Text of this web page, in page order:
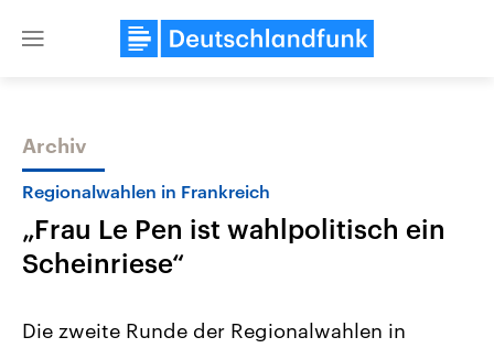
Close
Themen
Archiv
Regionalwahlen in Frankreich
„Frau Le Pen ist wahlpolitisch ein
Scheinriese“
Die zweite Runde der Regionalwahlen in